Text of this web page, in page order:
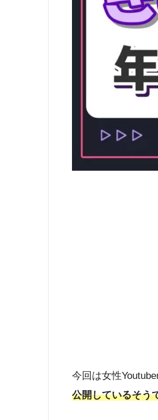
今回は女性
公開しているそう